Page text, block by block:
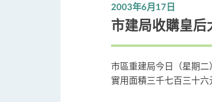
2003年6月17日
市建局收購皇后
市區重建局今日（星期
實用面積三千七百三十六